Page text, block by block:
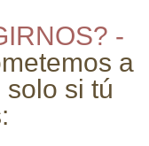
-
a
si tú